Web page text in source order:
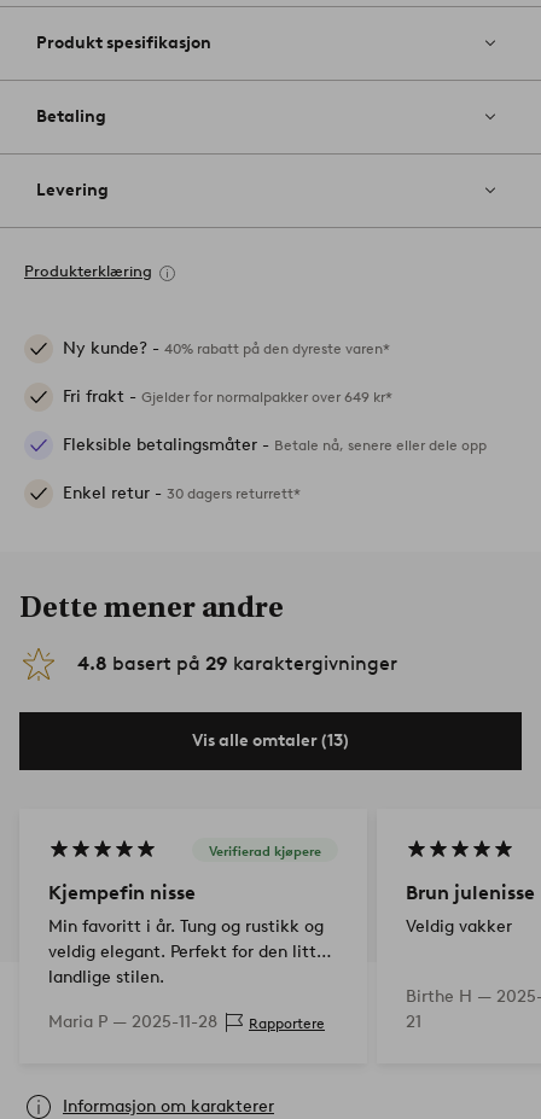
Produkt spesifikasjon
Betaling
Levering
Produkterklæring
Ny kunde? - 40% rabatt på den dyreste varen*
Fri frakt - Gjelder for normalpakker over 649 kr*
Fleksible betalingsmåter - Betale nå, senere eller dele opp
Enkel retur - 30 dagers returrett*
Dette mener andre
4.8 basert på 29 karaktergivninger
Vis alle omtaler (13)
Verifierad kjøpere
Kjempefin nisse
Min favoritt i år. Tung og rustikk og
veldig elegant. Perfekt for den litt
landlige stilen.
Maria P — 2025-11-28 Rapportere
Brun julenisse
Veldig vakker
Birthe H —
21
Informasjon om karakterer